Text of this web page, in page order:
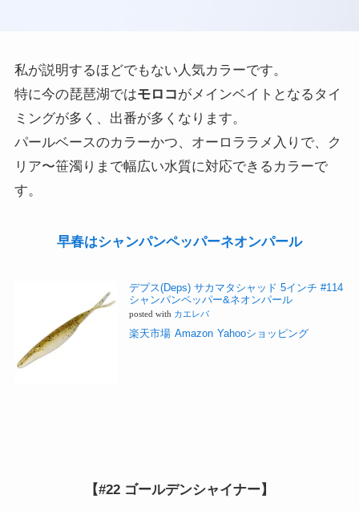
私が説明するほどでもない人気カラーです。
特に今の琵琶湖ではモロコがメインベイトとなるタイ
ミングが多く、出番が多くなります。
パールベースのカラーかつ、オーロララメ入りで、ク
リア〜笹濁りまで幅広い水質に対応できるカラーで
す。
早春はシャンパンペッパーネオンパール
デプス(Deps) サカマタシャッド 5インチ #114
シャンパンペッパー&ネオンパール
posted with カエレバ
楽天市場 Amazon Yahooショッピング
【#22 ゴールデンシャイナー】